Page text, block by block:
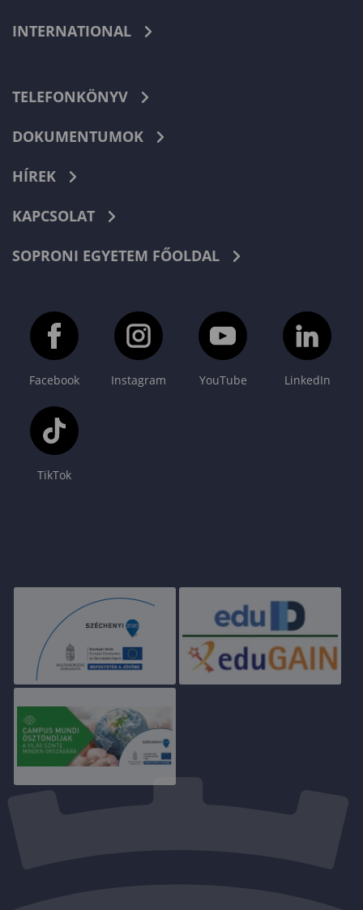
INTERNATIONAL
TELEFONKÖNYV
DOKUMENTUMOK
HÍREK
KAPCSOLAT
SOPRONI EGYETEM FŐOLDAL
Facebook Instagram YouTube LinkedIn
TikTok